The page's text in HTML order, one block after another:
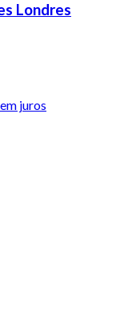
Londres
juros